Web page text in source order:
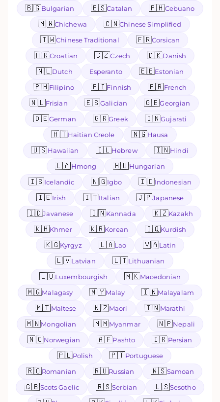
🇧🇬Bulgarian 🇪🇸Catalan 🇵🇭Cebuano
🇲🇼Chichewa 🇨🇳Chinese Simplified
🇹🇼Chinese Traditional 🇫🇷Corsican
🇭🇷Croatian 🇨🇿Czech 🇩🇰Danish
🇳🇱Dutch Esperanto 🇪🇪Estonian
🇵🇭Filipino 🇫🇮Finnish 🇫🇷French
🇳🇱Frisian 🇪🇸Galician 🇬🇪Georgian
🇩🇪German 🇬🇷Greek 🇮🇳Gujarati
🇭🇹Haitian Creole 🇳🇬Hausa
🇺🇸Hawaiian 🇮🇱Hebrew 🇮🇳Hindi
🇱🇦Hmong 🇭🇺Hungarian
🇮🇸Icelandic 🇳🇬Igbo 🇮🇩Indonesian
🇮🇪Irish 🇮🇹Italian 🇯🇵Japanese
🇮🇩Javanese 🇮🇳Kannada 🇰🇿Kazakh
🇰🇭Khmer 🇰🇷Korean 🇮🇶Kurdish
🇰🇬Kyrgyz 🇱🇦Lao 🇻🇦Latin
🇱🇻Latvian 🇱🇹Lithuanian
🇱🇺Luxembourgish 🇲🇰Macedonian
🇲🇬Malagasy 🇲🇾Malay 🇮🇳Malayalam
🇲🇹Maltese 🇳🇿Maori 🇮🇳Marathi
🇲🇳Mongolian 🇲🇲Myanmar 🇳🇵Nepali
🇳🇴Norwegian 🇦🇫Pashto 🇮🇷Persian
🇵🇱Polish 🇵🇹Portuguese
🇷🇴Romanian 🇷🇺Russian 🇼🇸Samoan
🇬🇧Scots Gaelic 🇷🇸Serbian 🇱🇸Sesotho